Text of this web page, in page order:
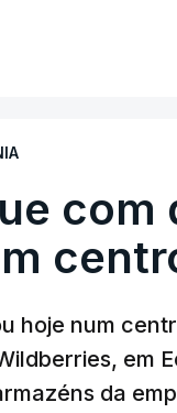
com
hoje num
em
da